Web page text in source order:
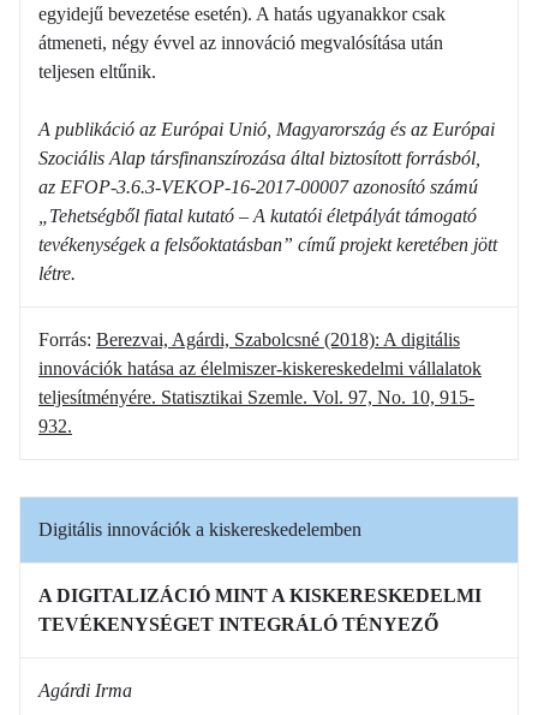
egyidejű bevezetése esetén). A hatás ugyanakkor csak
átmeneti, négy évvel az innováció megvalósítása után
teljesen eltűnik.
A publikáció az Európai Unió, Magyarország és az Európai
Szociális Alap társfinanszírozása által biztosított forrásból,
az EFOP-3.6.3-VEKOP-16-2017-00007 azonosító számú
„Tehetségből fiatal kutató – A kutatói életpályát támogató
tevékenységek a felsőoktatásban” című projekt keretében jött
létre.
Forrás: Berezvai, Agárdi, Szabolcsné (2018): A digitális
innovációk hatása az élelmiszer-kiskereskedelmi vállalatok
teljesítményére. Statisztikai Szemle. Vol. 97, No. 10, 915-
932.
Digitális innovációk a kiskereskedelemben
A DIGITALIZÁCIÓ MINT A KISKERESKEDELMI
TEVÉKENYSÉGET INTEGRÁLÓ TÉNYEZŐ
Agárdi Irma